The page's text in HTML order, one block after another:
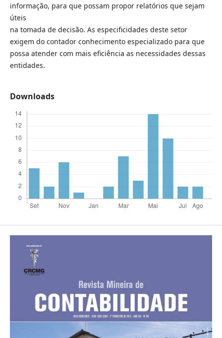
informação, para que possam propor relatórios que sejam
úteis
na tomada de decisão. As especificidades deste setor
exigem do contador conhecimento especializado para que
possa atender com mais eficiência as necessidades dessas
entidades.
Downloads